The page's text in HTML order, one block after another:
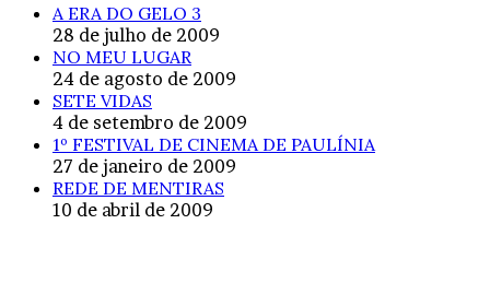
A ERA DO GELO 3
28 de julho de 2009
NO MEU LUGAR
24 de agosto de 2009
SETE VIDAS
4 de setembro de 2009
1º FESTIVAL DE CINEMA DE PAULÍNIA
27 de janeiro de 2009
REDE DE MENTIRAS
10 de abril de 2009